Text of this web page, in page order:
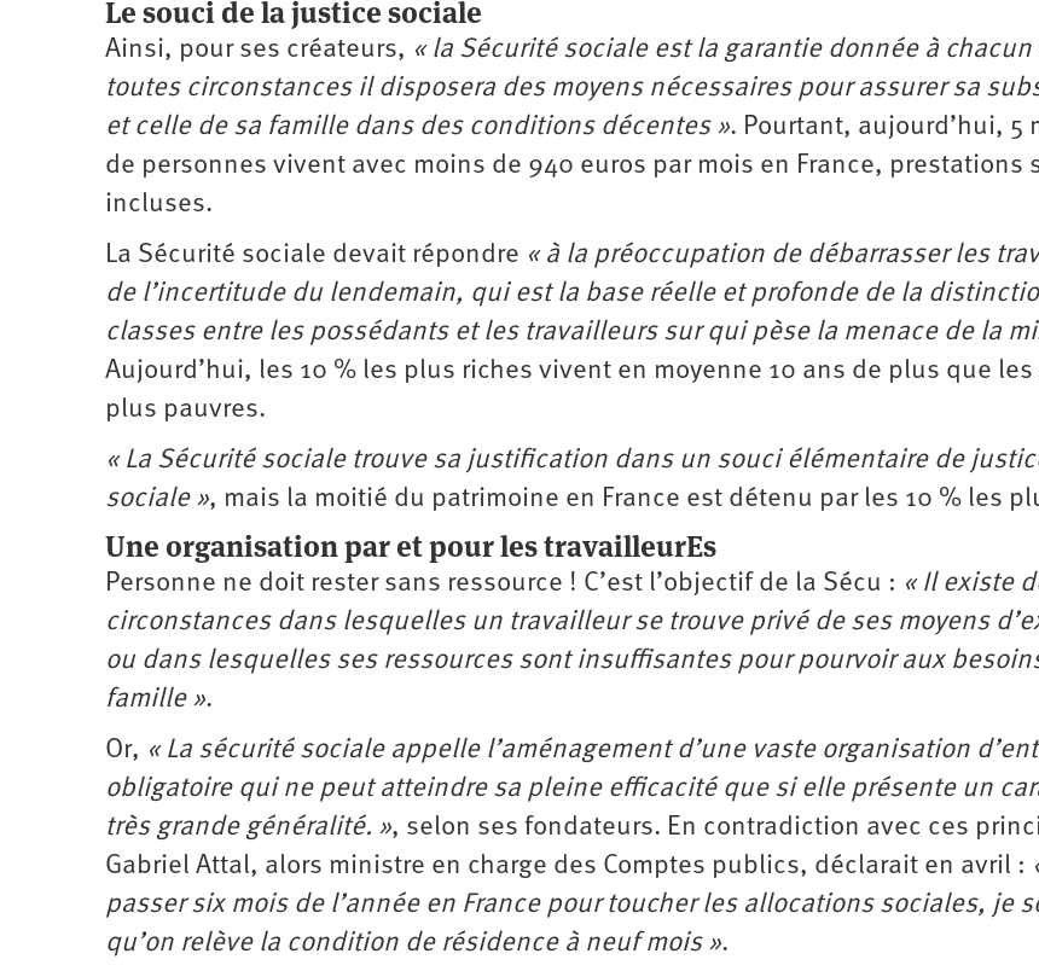
Le souci de la justice sociale
Ainsi, pour ses créateurs, « la Sécurité sociale est la garantie donnée à chacun
toutes circonstances il disposera des moyens nécessaires pour assurer sa
et celle de sa famille dans des conditions décentes ». Pourtant, aujourd’hui, 5
de personnes vivent avec moins de 940 euros par mois en France, prestations
incluses.
La Sécurité sociale devait répondre « à la préoccupation de débarrasser les
de l’incertitude du lendemain, qui est la base réelle et profonde de la
classes entre les possédants et les travailleurs sur qui pèse la menace de la
Aujourd’hui, les 10 % les plus riches vivent en moyenne 10 ans de plus que les
plus pauvres.
« La Sécurité sociale trouve sa justification dans un souci élémentaire de
sociale », mais la moitié du patrimoine en France est détenu par les 10 % les
Une organisation par et pour les travailleurEs
Personne ne doit rester sans ressource ! C’est l’objectif de la Sécu : « Il existe
circonstances dans lesquelles un travailleur se trouve privé de ses moyens
ou dans lesquelles ses ressources sont insuffisantes pour pourvoir aux
famille ».
Or, « La sécurité sociale appelle l’aménagement d’une vaste organisation
obligatoire qui ne peut atteindre sa pleine efficacité que si elle présente un
très grande généralité. », selon ses fondateurs. En contradiction avec ces
Gabriel Attal, alors ministre en charge des Comptes publics, déclarait en avril :
passer six mois de l’année en France pour toucher les allocations sociales, je
qu’on relève la condition de ­résidence à neuf mois ».